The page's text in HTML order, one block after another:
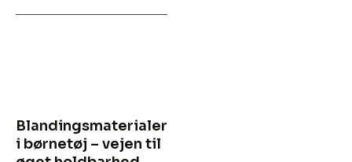
Blandingsmaterialer
i børnetøj – vejen til